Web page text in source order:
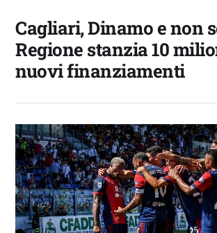
Cagliari, Dinamo e non
Regione stanzia 10
nuovi finanziamenti